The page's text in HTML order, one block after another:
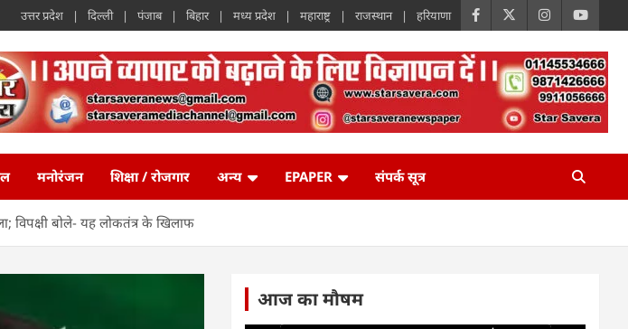
उत्तर प्रदेश दिल्ली पंजाब बिहार मध्य प्रदेश महाराष्ट्र राजस्थान हरियाणा
मनोरंजन शिक्षा / रोजगार अन्य EPAPER संपर्क सूत्र
विपक्षी बोले- यह लोकतंत्र के खिलाफ
आज का मौषम